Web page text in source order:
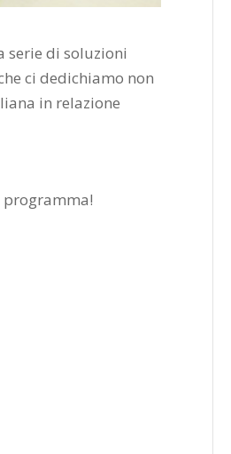
serie di soluzioni
ci dedichiamo non
in relazione
programma!